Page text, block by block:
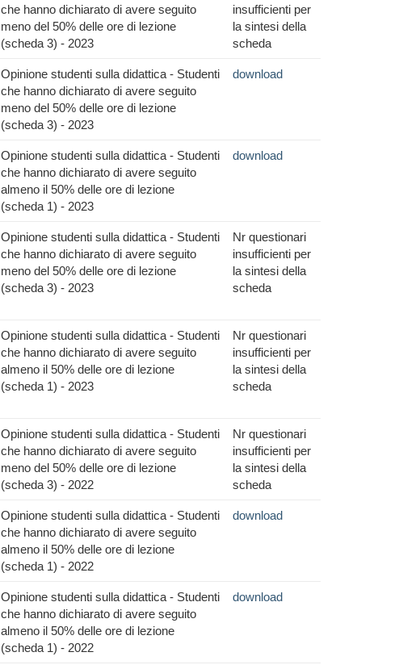
che hanno dichiarato di avere seguito
meno del 50% delle ore di lezione
(scheda 3) - 2023
insufficienti per
la sintesi della
scheda
Opinione studenti sulla didattica - Studenti
che hanno dichiarato di avere seguito
meno del 50% delle ore di lezione
(scheda 3) - 2023
download
Opinione studenti sulla didattica - Studenti
che hanno dichiarato di avere seguito
almeno il 50% delle ore di lezione
(scheda 1) - 2023
download
Opinione studenti sulla didattica - Studenti
che hanno dichiarato di avere seguito
meno del 50% delle ore di lezione
(scheda 3) - 2023
Nr questionari
insufficienti per
la sintesi della
scheda
Opinione studenti sulla didattica - Studenti
che hanno dichiarato di avere seguito
almeno il 50% delle ore di lezione
(scheda 1) - 2023
Nr questionari
insufficienti per
la sintesi della
scheda
Opinione studenti sulla didattica - Studenti
che hanno dichiarato di avere seguito
meno del 50% delle ore di lezione
(scheda 3) - 2022
Nr questionari
insufficienti per
la sintesi della
scheda
Opinione studenti sulla didattica - Studenti
che hanno dichiarato di avere seguito
almeno il 50% delle ore di lezione
(scheda 1) - 2022
download
Opinione studenti sulla didattica - Studenti
che hanno dichiarato di avere seguito
almeno il 50% delle ore di lezione
(scheda 1) - 2022
download